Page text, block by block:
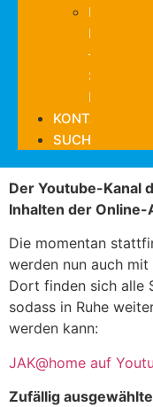
Mastodon-
Feed
–
Social
Media
KONTAKT
SUCHE
Der Youtube-Kanal
Inhalten der
Die momentan
werden nun auch
Dort finden sich alle
sodass in Ruhe
werden kann:
JAK@home auf
Zufällig